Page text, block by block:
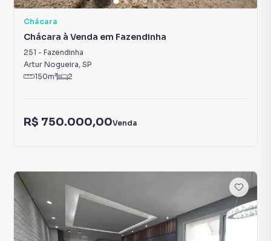
Chácara
Chácara à Venda em Fazendinha
251 - Fazendinha
Artur Nogueira, SP
150m² 2
R$ 750.000,00Venda